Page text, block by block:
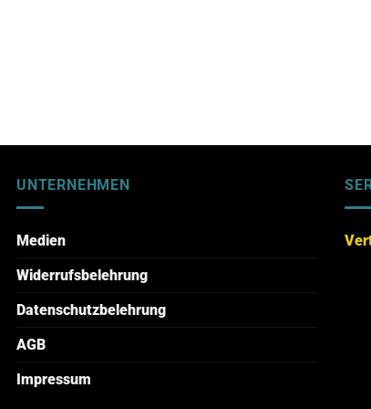
UNTERNEHMEN
Medien
Widerrufsbelehrung
Datenschutzbelehrung
AGB
Impressum